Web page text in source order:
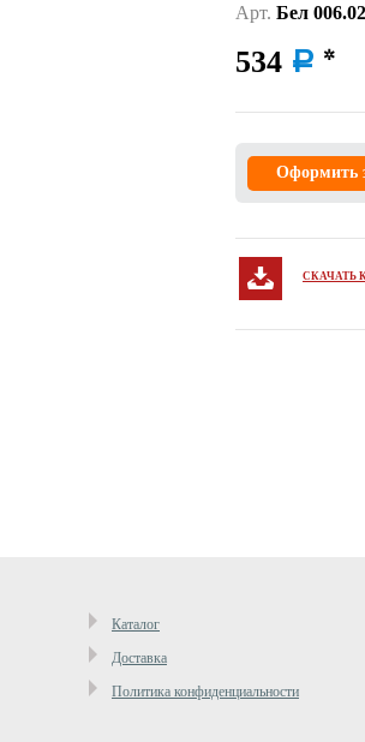
Арт. Бел 006.02
534 a
Оформить
СКАЧАТЬ
Каталог
Доставка
Политика конфиденциальности